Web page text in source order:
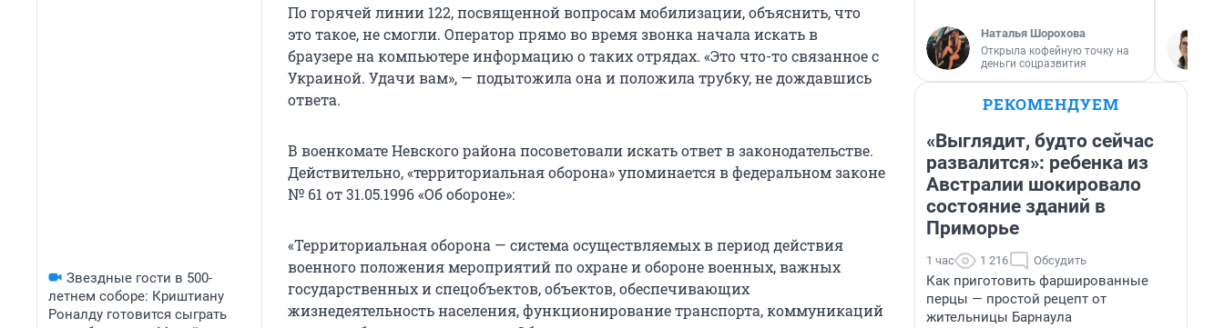
Звездные гости в 500-
летнем соборе: Криштиану
Роналду готовится сыграть
По горячей линии 122, посвященной вопросам мобилизации, объяснить, что
это такое, не смогли. Оператор прямо во время звонка начала искать в
браузере на компьютере информацию о таких отрядах. «Это что-то связанное с
Украиной. Удачи вам», — подытожила она и положила трубку, не дождавшись
ответа.
В военкомате Невского района посоветовали искать ответ в законодательстве.
Действительно, «территориальная оборона» упоминается в федеральном законе
№ 61 от 31.05.1996 «Об обороне»:
«Территориальная оборона — система осуществляемых в период действия
военного положения мероприятий по охране и обороне военных, важных
государственных и спецобъектов, объектов, обеспечивающих
жизнедеятельность населения, функционирование транспорта, коммуникаций
Наталья Шорохова
Открыла кофейную точку на
деньги соцразвития
РЕКОМЕНДУЕМ
«Выглядит, будто сейчас
развалится»: ребенка из
Австралии шокировало
состояние зданий в
Приморье
1 час 1 216 Обсудить
Как приготовить фаршированные
перцы — простой рецепт от
жительницы Барнаула